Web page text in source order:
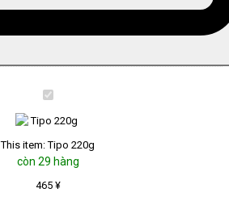
Tipo
This item: Tipo 220g
còn 29 hàng
465 ¥